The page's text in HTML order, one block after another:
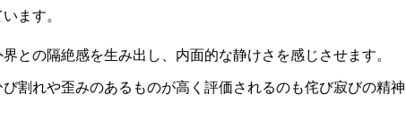
ます。
との隔絶感を生み出し、内面的な静けさを感じさせます。
割れや歪みのあるものが高く評価されるのも侘び寂びの精神